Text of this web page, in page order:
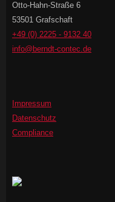
Otto-Hahn-Straße 6
53501 Grafschaft
+49 (0) 2225 - 9132 40
info@berndt-contec.de
Impressum
Datenschutz
Compliance